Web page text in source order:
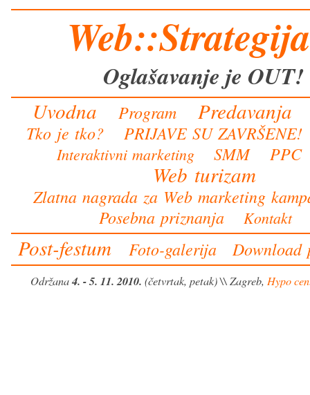
Oglašavanje je OUT!
Uvodna Program Predavanja
Tko je tko? PRIJAVE SU ZAVRŠENE!
Interaktivni marketing SMM PPC
Web turizam
Zlatna nagrada za Web marketing
Posebna priznanja
Kontakt
Post-festum Foto-galerija Download
Održana4. - 5. 11. 2010. (četvrtak, petak) \\ Zagreb, Hypo